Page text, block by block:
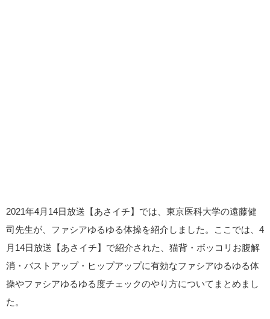
2021年4月14日放送【あさイチ】では、東京医科大学の遠藤健
司先生が、ファシアゆるゆる体操を紹介しました。ここでは、4
月14日放送【あさイチ】で紹介された、猫背・ボッコリお腹解
消・バストアップ・ヒップアップに有効なファシアゆるゆる体
操やファシアゆるゆる度チェックのやり方についてまとめまし
た。